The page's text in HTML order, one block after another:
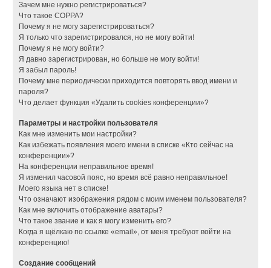
Зачем мне нужно регистрироваться?
Что такое COPPA?
Почему я не могу зарегистрироваться?
Я только что зарегистрировался, но не могу войти!
Почему я не могу войти?
Я давно зарегистрирован, но больше не могу войти!
Я забыл пароль!
Почему мне периодически приходится повторять ввод имени и
пароля?
Что делает функция «Удалить cookies конференции»?
Параметры и настройки пользователя
Как мне изменить мои настройки?
Как избежать появления моего имени в списке «Кто сейчас на
конференции»?
На конференции неправильное время!
Я изменил часовой пояс, но время всё равно неправильное!
Моего языка нет в списке!
Что означают изображения рядом с моим именем пользователя?
Как мне включить отображение аватары?
Что такое звание и как я могу изменить его?
Когда я щёлкаю по ссылке «email», от меня требуют войти на
конференцию!
Создание сообщений